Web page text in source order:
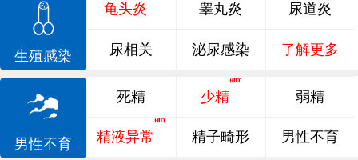
生殖感染
龟头炎 睾丸炎 尿道炎
尿相关 泌尿感染 了解更多
男性不育
死精 少精 弱精
精液异常 精子畸形 男性不育